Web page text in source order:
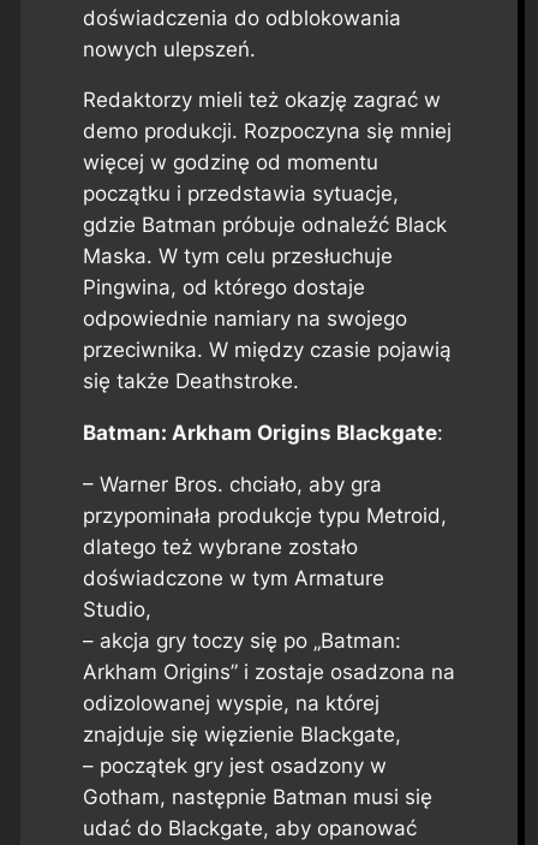
doświadczenia do odblokowania
nowych ulepszeń.
Redaktorzy mieli też okazję zagrać w
demo produkcji. Rozpoczyna się mniej
więcej w godzinę od momentu
początku i przedstawia sytuacje,
gdzie Batman próbuje odnaleźć Black
Maska. W tym celu przesłuchuje
Pingwina, od którego dostaje
odpowiednie namiary na swojego
przeciwnika. W między czasie pojawią
się także Deathstroke.
Batman: Arkham Origins Blackgate:
– Warner Bros. chciało, aby gra
przypominała produkcje typu Metroid,
dlatego też wybrane zostało
doświadczone w tym Armature
Studio,
– akcja gry toczy się po „Batman:
Arkham Origins” i zostaje osadzona na
odizolowanej wyspie, na której
znajduje się więzienie Blackgate,
– początek gry jest osadzony w
Gotham, następnie Batman musi się
udać do Blackgate, aby opanować